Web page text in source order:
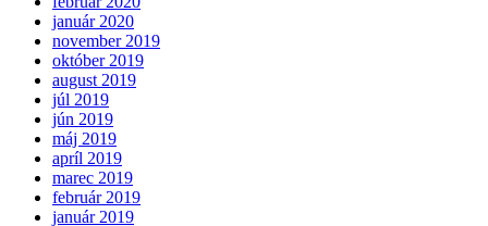
január 2020
november 2019
október 2019
august 2019
júl 2019
jún 2019
máj 2019
apríl 2019
marec 2019
február 2019
január 2019